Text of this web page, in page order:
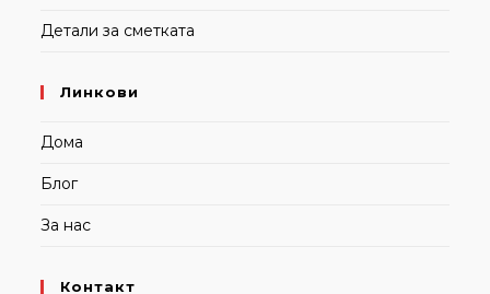
Детали за сметката
Линкови
Дома
Блог
За нас
Контакт